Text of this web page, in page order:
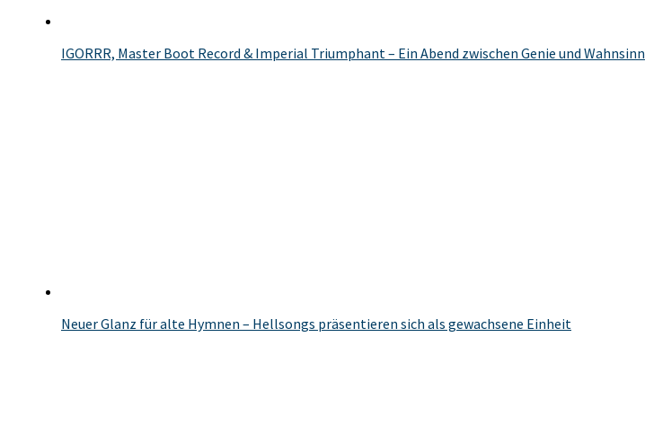
IGORRR, Master Boot Record & Imperial Triumphant – Ein Abend zwischen Genie und Wahnsinn
Neuer Glanz für alte Hymnen – Hellsongs präsentieren sich als gewachsene Einheit